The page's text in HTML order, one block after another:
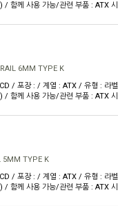
함께 사용 가능/관련 부품 : ATX
6MM TYPE K
/ 포장 : / 계열 : ATX / 유형 : 라
함께 사용 가능/관련 부품 : ATX
5MM TYPE K
/ 포장 : / 계열 : ATX / 유형 : 라
함께 사용 가능/관련 부품 : ATX